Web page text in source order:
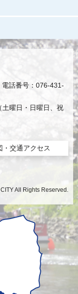
話番号：076-431-
曜日・日曜日、祝
・交通アクセス
All Rights Reserved.